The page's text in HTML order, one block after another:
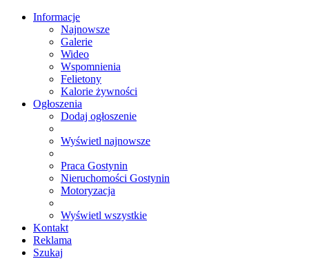
Informacje
Najnowsze
Galerie
Wideo
Wspomnienia
Felietony
Kalorie żywności
Ogłoszenia
Dodaj ogłoszenie
Wyświetl najnowsze
Praca Gostynin
Nieruchomości Gostynin
Motoryzacja
Wyświetl wszystkie
Kontakt
Reklama
Szukaj